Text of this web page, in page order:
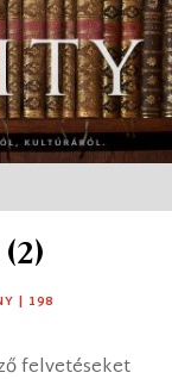
| 198
felvetéseket